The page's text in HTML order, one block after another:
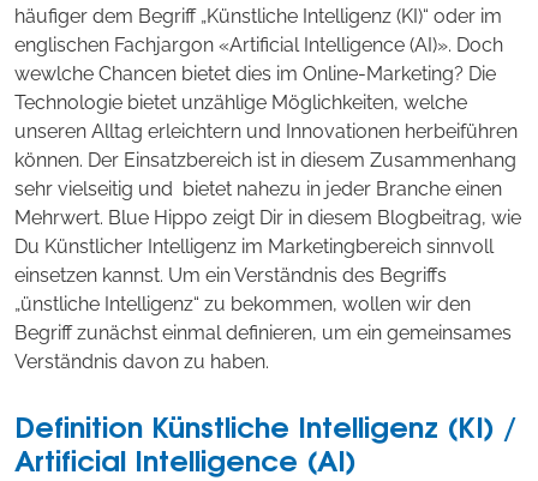
häufiger dem Begriff „Künstliche Intelligenz (KI)“ oder im
englischen Fachjargon «Artificial Intelligence (AI)». Doch
wewlche Chancen bietet dies im Online-Marketing? Die
Technologie bietet unzählige Möglichkeiten, welche
unseren Alltag erleichtern und Innovationen herbeiführen
können. Der Einsatzbereich ist in diesem Zusammenhang
sehr vielseitig und bietet nahezu in jeder Branche einen
Mehrwert. Blue Hippo zeigt Dir in diesem Blogbeitrag, wie
Du Künstlicher Intelligenz im Marketingbereich sinnvoll
einsetzen kannst. Um ein Verständnis des Begriffs
„ünstliche Intelligenz“ zu bekommen, wollen wir den
Begriff zunächst einmal definieren, um ein gemeinsames
Verständnis davon zu haben.
Definition Künstliche Intelligenz (KI) /
Artificial Intelligence (AI)